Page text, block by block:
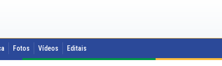
Fotos Vídeos Editais